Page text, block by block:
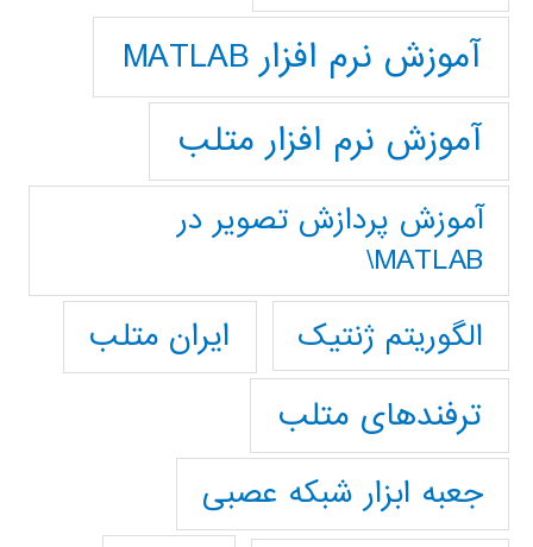
آموزش نرم افزار MATLAB
آموزش نرم افزار متلب
آموزش پردازش تصوير در
MATLAB\
الگوریتم ژنتیک
ایران متلب
ترفندهای متلب
جعبه ابزار شبکه عصبی